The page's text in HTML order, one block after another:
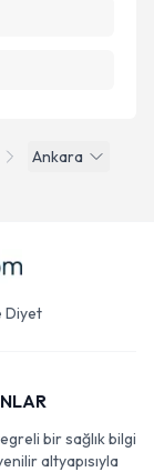
Ankara
Diyet
bir sağlık bilgi
altyapısıyla